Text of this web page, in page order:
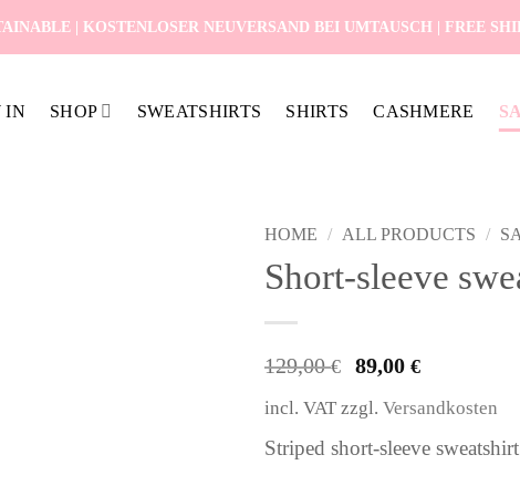
| KOSTENLOSER NEUVERSAND BEI UMTAUSCH | FREE
IN SHOP SWEATSHIRTS SHIRTS CASHMERE
HOME / ALL PRODUCTS /
Short-sleeve
129,00€
Original
price
was:
129,00 €.
89,00 €Current
price
is:
89,00
incl. VAT zzgl. Versandkosten
Striped short-sleeve